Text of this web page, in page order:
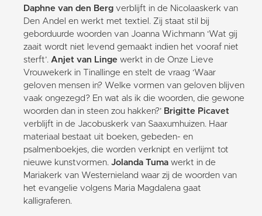
Daphne van den Berg verblijft in de Nicolaaskerk van
Den Andel en werkt met textiel. Zij staat stil bij
geborduurde woorden van Joanna Wichmann ‘Wat gij
zaait wordt niet levend gemaakt indien het vooraf niet
sterft’. Anjet van Linge werkt in de Onze Lieve
Vrouwekerk in Tinallinge en stelt de vraag ‘Waar
geloven mensen in? Welke vormen van geloven blijven
vaak ongezegd? En wat als ik die woorden, die gewone
woorden dan in steen zou hakken?’ Brigitte Picavet
verblijft in de Jacobuskerk van Saaxumhuizen. Haar
materiaal bestaat uit boeken, gebeden- en
psalmenboekjes, die worden verknipt en verlijmt tot
nieuwe kunstvormen. Jolanda Tuma werkt in de
Mariakerk van Westernieland waar zij de woorden van
het evangelie volgens Maria Magdalena gaat
kalligraferen.